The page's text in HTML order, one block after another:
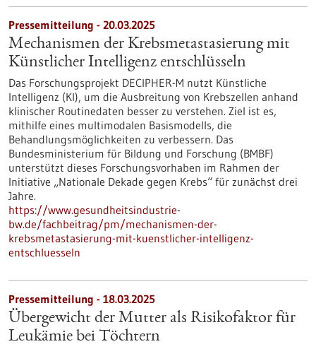
Pressemitteilung - 20.03.2025
Mechanismen der Krebsmetastasierung mit
Künstlicher Intelligenz entschlüsseln
Das Forschungsprojekt DECIPHER-M nutzt Künstliche
Intelligenz (KI), um die Ausbreitung von Krebszellen anhand
klinischer Routinedaten besser zu verstehen. Ziel ist es,
mithilfe eines multimodalen Basismodells, die
Behandlungsmöglichkeiten zu verbessern. Das
Bundesministerium für Bildung und Forschung (BMBF)
unterstützt dieses Forschungsvorhaben im Rahmen der
Initiative „Nationale Dekade gegen Krebs“ für zunächst drei
Jahre.
https://www.gesundheitsindustrie-
bw.de/fachbeitrag/pm/mechanismen-der-
krebsmetastasierung-mit-kuenstlicher-intelligenz-
entschluesseln
Pressemitteilung - 18.03.2025
Übergewicht der Mutter als Risikofaktor für
Leukämie bei Töchtern